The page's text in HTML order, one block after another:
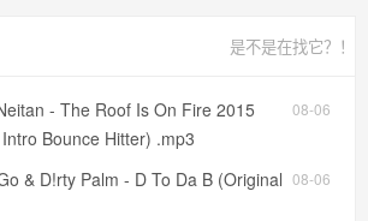
是不是在找它？！
08-06
- The Roof Is On Fire 2015
Bounce Hitter) .mp3
08-06
& D!rty Palm - D To Da B (Original